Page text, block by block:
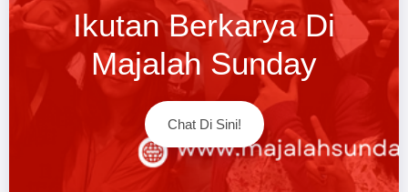
Ikutan Berkarya Di
Majalah Sunday
Chat Di Sini!